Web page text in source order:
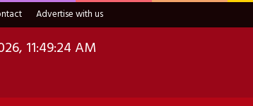
Advertise with us
11:49:25 AM